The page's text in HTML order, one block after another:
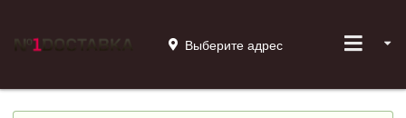
Выберите адрес